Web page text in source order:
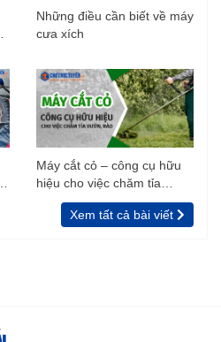
Những điều cần biết về máy
cưa xích
Máy cắt cỏ – công cụ hữu
hiệu cho việc chăm tỉa
vườn, rào
Xem tất cả bài viết